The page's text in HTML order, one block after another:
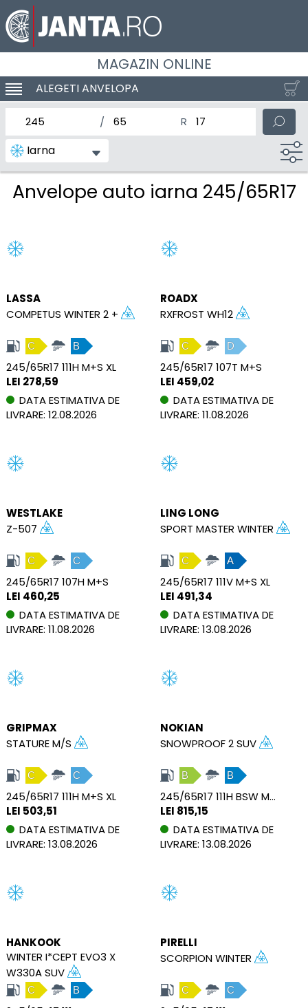
MAGAZIN ONLINE
SCHIMBA NAVIGAREA
ALEGETI ANVELOPA
Iarna
latimea nominala a anvelopei
Inaltimea anvelopeiDiametrul nominal al
Anvelope auto iarna 245/65R17
LASSA
COMPETUS WINTER 2 +
C B
245/65R17 111H M+S XL
LEI 278,59
DATA ESTIMATIVA DE
LIVRARE: 12.08.2026
ROADX
RXFROST WH12
C D
245/65R17 107T M+S
LEI 459,02
DATA ESTIMATIVA DE
LIVRARE: 11.08.2026
WESTLAKE
Z-507
C C
245/65R17 107H M+S
LEI 460,25
DATA ESTIMATIVA DE
LIVRARE: 11.08.2026
LING LONG
SPORT MASTER WINTER
C A
245/65R17 111V M+S XL
LEI 491,34
DATA ESTIMATIVA DE
LIVRARE: 13.08.2026
GRIPMAX
STATURE M/S
C C
245/65R17 111H M+S XL
LEI 503,51
DATA ESTIMATIVA DE
LIVRARE: 13.08.2026
NOKIAN
SNOWPROOF 2 SUV
B B
245/65R17 111H BSW M+S XL
LEI 815,15
DATA ESTIMATIVA DE
LIVRARE: 13.08.2026
HANKOOK
WINTER I*CEPT EVO3 X
W330A SUV
C B
PIRELLI
SCORPION WINTER
C C